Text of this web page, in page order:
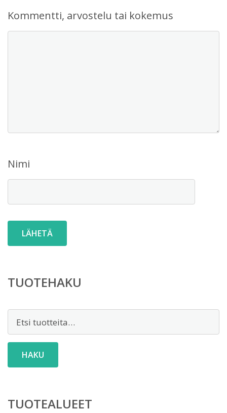
Kommentti, arvostelu tai kokemus
Nimi
TUOTEHAKU
HAKU
TUOTEALUEET